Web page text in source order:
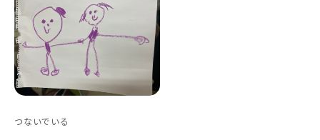
つないでいる